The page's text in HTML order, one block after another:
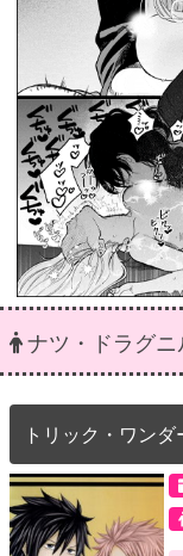
ナツ・ドラグニ
トリック・ワンダ